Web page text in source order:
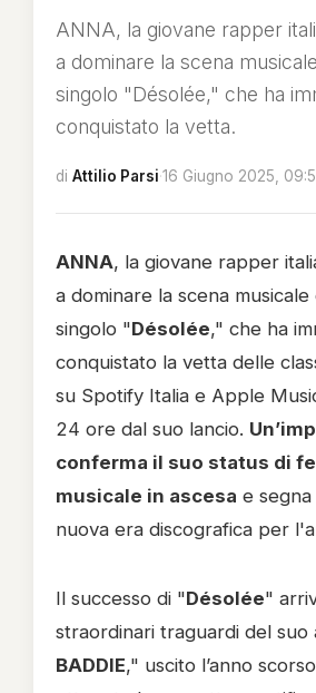
ANNA, la giovane rapper
a dominare la scena
singolo "Désolée," che ha
conquistato la vetta.
di Attilio Parsi·16 Giugno 2025,
ANNA, la giovane rapper
a dominare la scena
singolo "Désolée," che ha
conquistato la vetta delle
su Spotify Italia e Apple
24 ore dal suo lancio.
conferma il suo status di
musicale in ascesa e
nuova era discografica per
Il successo di "Désolée"
straordinari traguardi del suo
BADDIE," uscito l’anno